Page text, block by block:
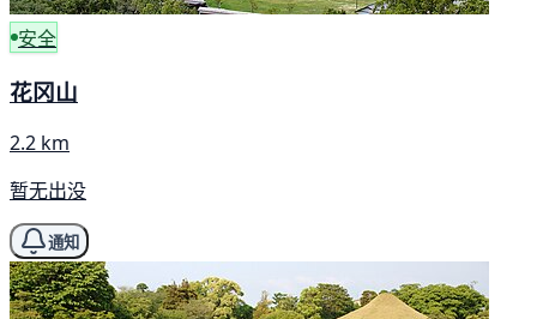
安全
花冈山
2.2 km
暂无出没
通知